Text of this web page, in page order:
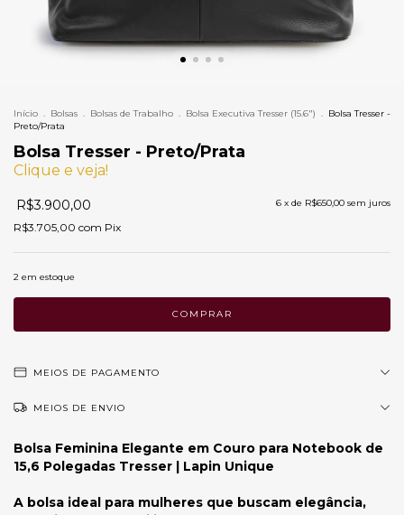
Início . Bolsas . Bolsas de Trabalho . Bolsa Executiva Tresser (15.6") . Bolsa Tresser -
Preto/Prata
Bolsa Tresser - Preto/Prata
Clique e veja!
R$3.900,00 6 x de R$650,00 sem juros
R$3.705,00 com Pix
2 em estoque
MEIOS DE PAGAMENTO
MEIOS DE ENVIO
Bolsa Feminina Elegante em Couro para Notebook de
15,6 Polegadas Tresser | Lapin Unique
A bolsa ideal para mulheres que buscam elegância,